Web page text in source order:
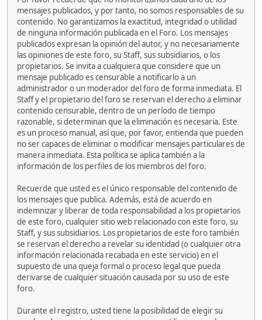
mensajes publicados, y por tanto, no somos responsables de su
contenido. No garantizamos la exactitud, integridad o utilidad
de ninguna información publicada en el Foro. Los mensajes
publicados expresan la opinión del autor, y no necesariamente
las opiniones de este foro, su Staff, sus subsidiarios, o los
propietarios. Se invita a cualquiera que considere que un
mensaje publicado es censurable a notificarlo a un
administrador o un moderador del foro de forma inmediata. El
Staff y el propietario del foro se reservan el derecho a eliminar
contenido censurable, dentro de un período de tiempo
razonable, si determinan que la eliminación es necesaria. Este
es un proceso manual, así que, por favor, entienda que pueden
no ser capaces de eliminar o modificar mensajes particulares de
manera inmediata. Esta política se aplica también a la
información de los perfiles de los miembros del foro.
Recuerde que usted es el único responsable del contenido de
los mensajes que publica. Además, está de acuerdo en
indemnizar y liberar de toda responsabilidad a los propietarios
de este foro, cualquier sitio web relacionado con este foro, su
Staff, y sus subsidiarios. Los propietarios de este foro también
se reservan el derecho a revelar su identidad (o cualquier otra
información relacionada recabada en este servicio) en el
supuesto de una queja formal o proceso legal que pueda
derivarse de cualquier situación causada por su uso de este
foro.
Durante el registro, usted tiene la posibilidad de elegir su